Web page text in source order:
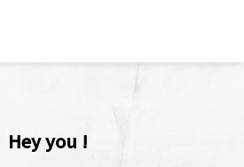
Hey you !